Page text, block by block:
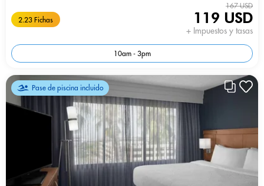
2.23 Fichas
167 USD
119 USD
+ Impuestos y tasas
10am - 3pm
Pase de piscina incluido